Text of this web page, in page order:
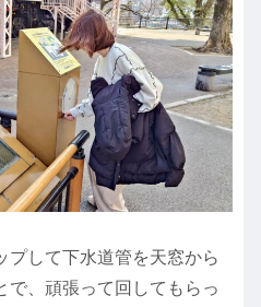
プして下水道管を天窓から
で、頑張って回してもらっ